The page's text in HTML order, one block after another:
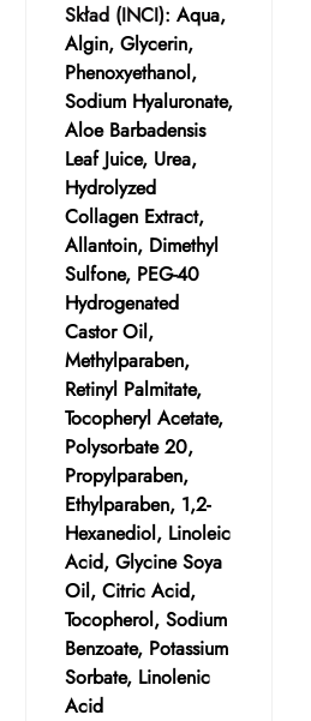
Skład (INCI): Aqua,
Algin, Glycerin,
Phenoxyethanol,
Sodium Hyaluronate,
Aloe Barbadensis
Leaf Juice, Urea,
Hydrolyzed
Collagen Extract,
Allantoin, Dimethyl
Sulfone, PEG-40
Hydrogenated
Castor Oil,
Methylparaben,
Retinyl Palmitate,
Tocopheryl Acetate,
Polysorbate 20,
Propylparaben,
Ethylparaben, 1,2-
Hexanediol, Linoleic
Acid, Glycine Soya
Oil, Citric Acid,
Tocopherol, Sodium
Benzoate, Potassium
Sorbate, Linolenic
Acid